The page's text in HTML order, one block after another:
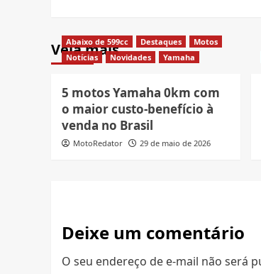
Veja mais
Abaixo de 599cc Destaques
Motos
Notícias
Novidades Yamaha
5 motos Yamaha 0km com
o maior custo-benefício à
venda no Brasil
MotoRedator 29 de maio de 2026
Deixe um comentário
O seu endereço de e-mail não será